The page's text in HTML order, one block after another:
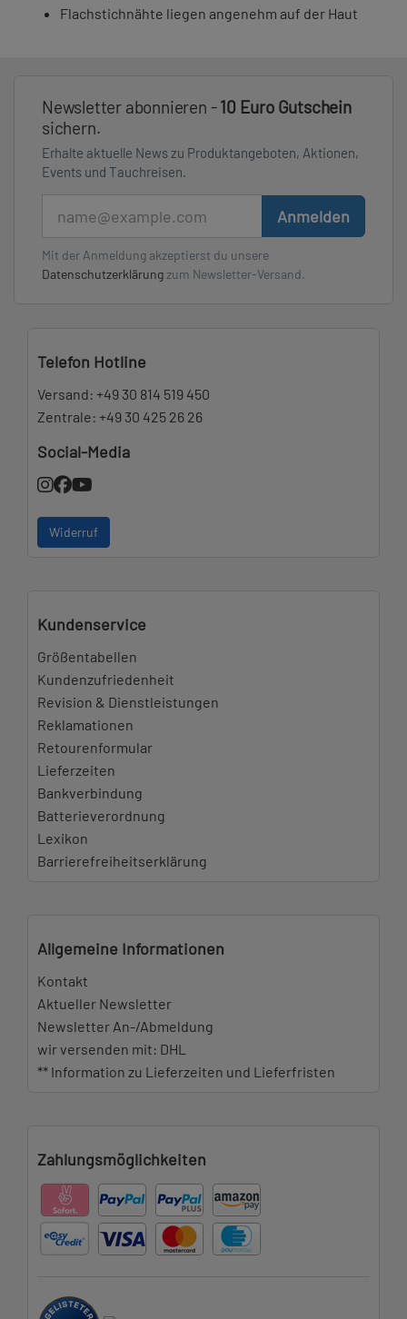
Flachstichnähte liegen angenehm auf der Haut
Newsletter abonnieren -10 Euro Gutschein
sichern.
Erhalte aktuelle News zu Produktangeboten, Aktionen,
Events und Tauchreisen.
Anmelden
Mit der Anmeldung akzeptierst du unsere
Datenschutzerklärung zum Newsletter-Versand.
Telefon Hotline
Versand: +49 30 814 519 450
Zentrale: +49 30 425 26 26
Social-Media
Widerruf
Kundenservice
Größentabellen
Kundenzufriedenheit
Revision & Dienstleistungen
Reklamationen
Retourenformular
Lieferzeiten
Bankverbindung
Batterieverordnung
Lexikon
Barrierefreiheitserklärung
Allgemeine Informationen
Kontakt
Aktueller Newsletter
Newsletter An-/Abmeldung
wir versenden mit: DHL
** Information zu Lieferzeiten und Lieferfristen
Zahlungsmöglichkeiten